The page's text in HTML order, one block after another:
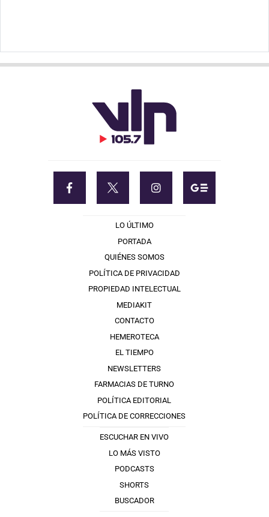
LO ÚLTIMO
PORTADA
QUIÉNES SOMOS
POLÍTICA DE PRIVACIDAD
PROPIEDAD INTELECTUAL
MEDIAKIT
CONTACTO
HEMEROTECA
EL TIEMPO
NEWSLETTERS
FARMACIAS DE TURNO
POLÍTICA EDITORIAL
POLÍTICA DE CORRECCIONES
ESCUCHAR EN VIVO
LO MÁS VISTO
PODCASTS
SHORTS
BUSCADOR